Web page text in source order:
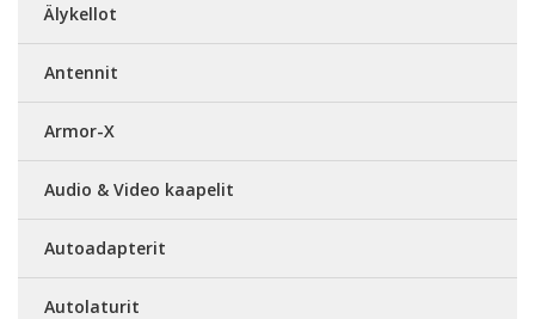
Älykellot
Antennit
Armor-X
Audio & Video kaapelit
Autoadapterit
Autolaturit